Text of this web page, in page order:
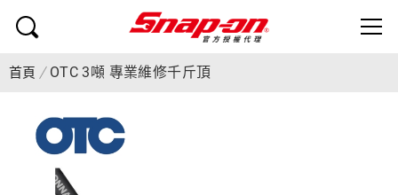
首頁 OTC 3噸 專業維修千斤頂